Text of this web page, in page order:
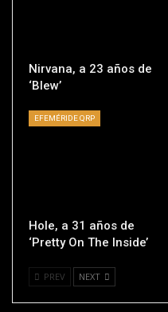
Nirvana, a 23 años de
‘Blew’
EFEMÉRIDE QRP
Hole, a 31 años de
‘Pretty On The Inside’
PREV NEXT